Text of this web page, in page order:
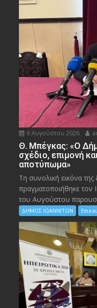
6 Αυγούστου 2026
Θ. Μπέγκας: «Ο
σχέδιο, επιμονή
αποτύπωμα»
Τη συνολική εικόνα
πραγματοποιήθηκε τον
του Αυγούστου
ΔΗΜΟΣ ΙΩΑΝΝΙΤΩΝ